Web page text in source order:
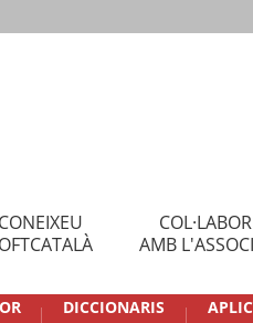
CONEIXEU
AMB
DICCIONARIS